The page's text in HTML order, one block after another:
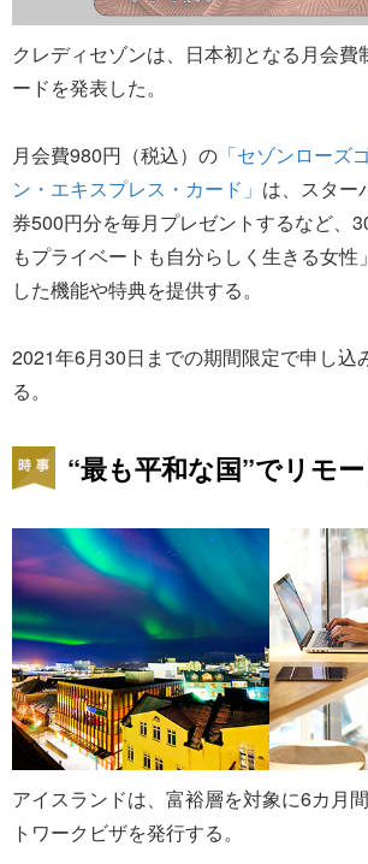
クレディセゾンは、日本初となる月会費
ードを発表した。
月会費980円（税込）の 「セゾンローズ
ン・エキスプレス・カード」 は、スター
券500円分を毎月プレゼントするなど、
もプライベートも自分らしく生きる女性
した機能や特典を提供する。
2021年6月30日までの期間限定で申し込
る。
“最も平和な国”でリモ
アイスランドは、富裕層を対象に6カ月
トワークビザを発行する。